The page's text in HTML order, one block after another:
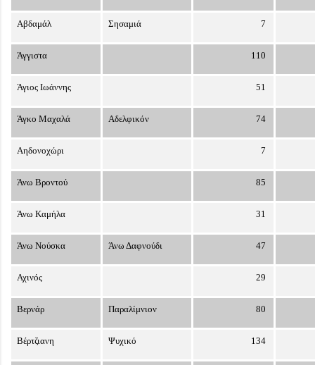
Αβδαμάλ Σησαμιά 7
Άγγιστα 110
Άγιος Ιωάννης 51
Άγκο Μαχαλά Αδελφικόν 74
Αηδονοχώρι 7
Άνω Βροντού 85
Άνω Καμήλα 31
Άνω Νούσκα Άνω Δαφνούδι 47
Αχινός 29
Βερνάρ Παραλίμνιον 80
Βέρτζιανη Ψυχικό 134